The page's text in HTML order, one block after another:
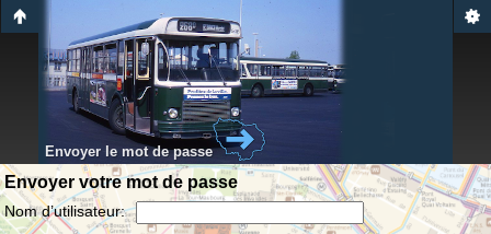
Envoyer le mot de passe
Envoyer votre mot de passe
Nom d’utilisateur: